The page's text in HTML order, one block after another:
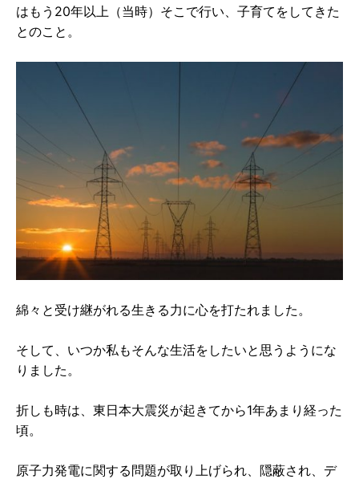
はもう20年以上（当時）そこで行い、子育てをしてきた
とのこと。
綿々と受け継がれる生きる力に心を打たれました。
そして、いつか私もそんな生活をしたいと思うようにな
りました。
折しも時は、東日本大震災が起きてから1年あまり経った
頃。
原子力発電に関する問題が取り上げられ、隠蔽され、デ